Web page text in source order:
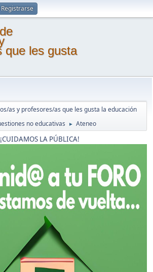
Registrarse
que les gusta
as y profesores/as que les gusta la educación
no educativas ► Ateneo
¡CUIDAMOS LA PÚBLICA!